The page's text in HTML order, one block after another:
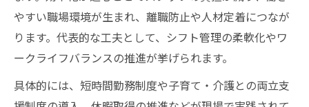
やすい職場環境が生まれ、離職防止や人材定着につなが
ります。代表的な工夫として、シフト管理の柔軟化やワ
ークライフバランスの推進が挙げられます。
具体的には、短時間勤務制度や子育て・介護との両立支